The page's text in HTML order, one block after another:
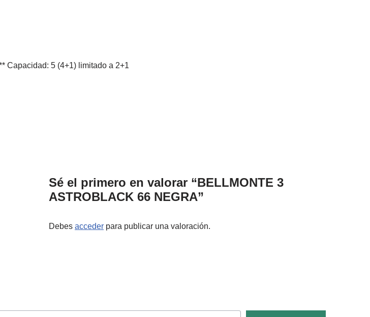
Capacidad: 5 (4+1) limitado a 2+1
Sé el primero en valorar “BELLMONTE 3
ASTROBLACK 66 NEGRA”
Debes acceder para publicar una valoración.